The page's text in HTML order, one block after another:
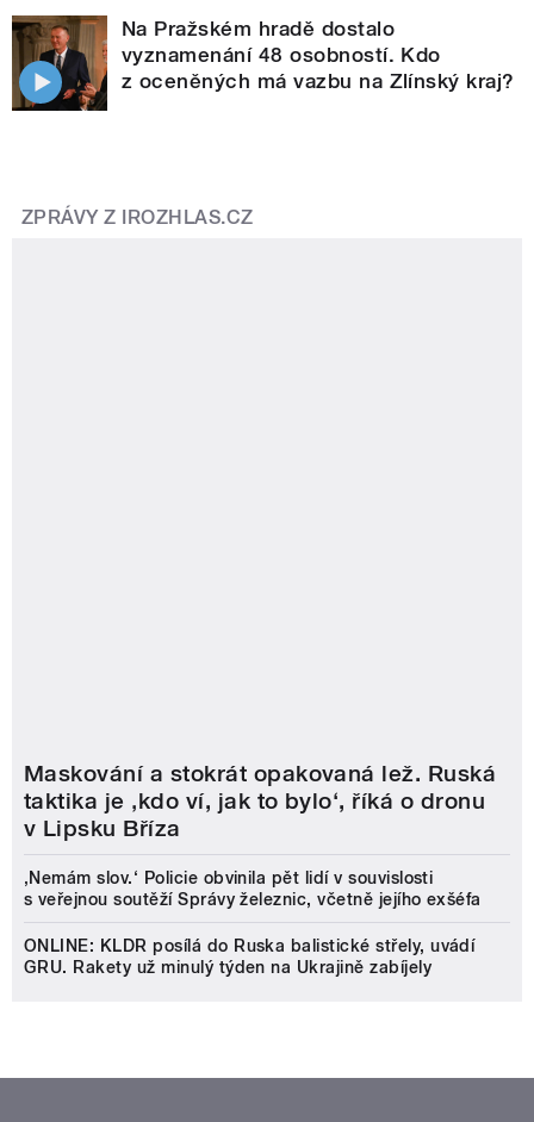
Na Pražském hradě dostalo
vyznamenání 48 osobností. Kdo
z oceněných má vazbu na Zlínský kraj?
ZPRÁVY Z IROZHLAS.CZ
Maskování a stokrát opakovaná lež. Ruská
taktika je ‚kdo ví, jak to bylo‘, říká o dronu
v Lipsku Bříza
‚Nemám slov.‘ Policie obvinila pět lidí v souvislosti
s veřejnou soutěží Správy železnic, včetně jejího exšéfa
ONLINE: KLDR posílá do Ruska balistické střely, uvádí
GRU. Rakety už minulý týden na Ukrajině zabíjely